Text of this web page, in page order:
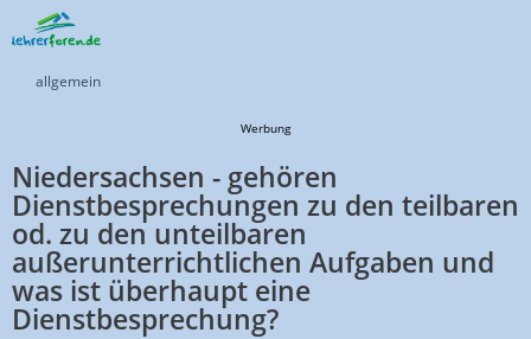
allgemein
Werbung
Niedersachsen - gehören
Dienstbesprechungen zu den teilbaren
od. zu den unteilbaren
außerunterrichtlichen Aufgaben und
was ist überhaupt eine
Dienstbesprechung?